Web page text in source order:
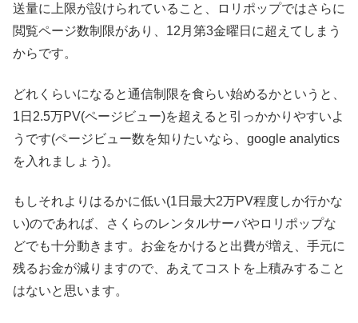
送量に上限が設けられていること、ロリポップではさらに
閲覧ページ数制限があり、12月第3金曜日に超えてしまう
からです。
どれくらいになると通信制限を食らい始めるかというと、
1日2.5万PV(ページビュー)を超えると引っかかりやすいよ
うです(ページビュー数を知りたいなら、google analytics
を入れましょう)。
もしそれよりはるかに低い(1日最大2万PV程度しか行かな
い)のであれば、さくらのレンタルサーバやロリポップな
どでも十分動きます。お金をかけると出費が増え、手元に
残るお金が減りますので、あえてコストを上積みすること
はないと思います。